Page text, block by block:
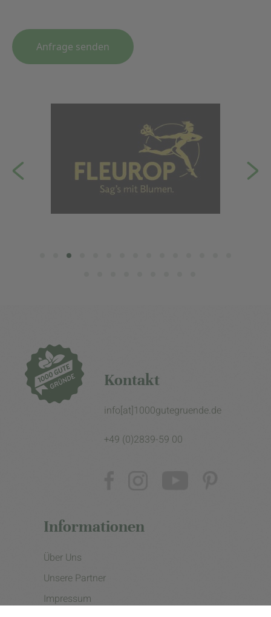
Anfrage senden
Kontakt
info[at]1000gutegruende.de
+49 (0)2839-59 00
Informationen
Über Uns
Unsere Partner
Impressum